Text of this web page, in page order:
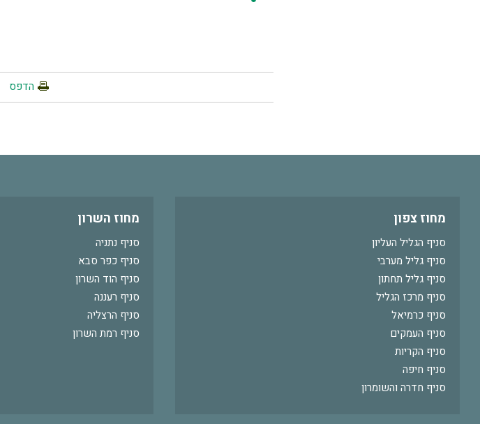
הדפס
מחוז צפון
סניף הגליל העליון
סניף גליל מערבי
סניף גליל תחתון
סניף מרכז הגליל
סניף כרמיאל
סניף העמקים
סניף הקריות
סניף חיפה
סניף חדרה והשומרון
מחוז השרון
סניף נתניה
סניף כפר סבא
סניף הוד השרון
סניף רעננה
סניף הרצליה
סניף רמת השרון